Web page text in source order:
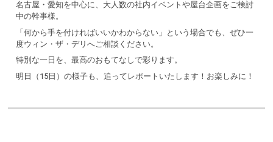
名古屋・愛知を中心に、大人数の社内イベントや屋台企画をご検討
中の幹事様。
「何から手を付ければいいかわからない」という場合でも、ぜひ一
度ウィン・ザ・デリへご相談ください。
特別な一日を、最高のおもてなしで彩ります。
明日（15日）の様子も、追ってレポートいたします！お楽しみに！